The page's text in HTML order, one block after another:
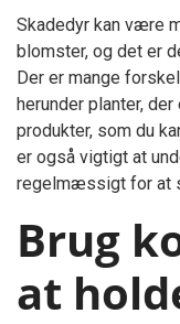
Skadedyr kan være
blomster, og det er
Der er mange
herunder planter,
produkter, som du
er også vigtigt at
regelmæssigt for at
Brug
at